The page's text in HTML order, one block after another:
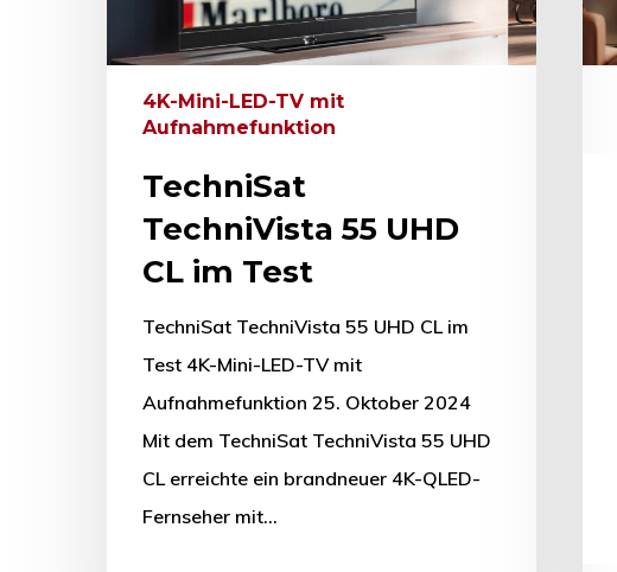
4K-Mini-LED-TV mit
Aufnahmefunktion
TechniSat
TechniVista 55 UHD
CL im Test
TechniSat TechniVista 55 UHD CL im
Test 4K-Mini-LED-TV mit
Aufnahmefunktion 25. Oktober 2024
Mit dem TechniSat TechniVista 55 UHD
CL erreichte ein brandneuer 4K-QLED-
Fernseher mit…